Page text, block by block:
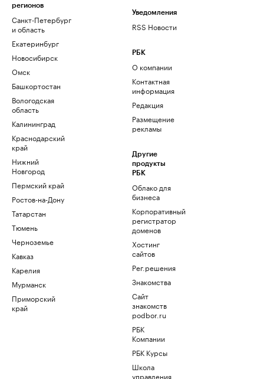
регионов
Санкт-Петербург
и область
Екатеринбург
Новосибирск
Омск
Башкортостан
Вологодская
область
Калининград
Краснодарский
край
Нижний
Новгород
Пермский край
Ростов-на-Дону
Татарстан
Тюмень
Черноземье
Кавказ
Карелия
Мурманск
Приморский
край
Уведомления
RSS Новости
РБК
О компании
Контактная
информация
Редакция
Размещение
рекламы
Другие
продукты
РБК
Облако для
бизнеса
Корпоративный
регистратор
доменов
Хостинг
сайтов
Рег.решения
Знакомства
Сайт
знакомств
podbor.ru
РБК
Компании
РБК Курсы
Школа
управления